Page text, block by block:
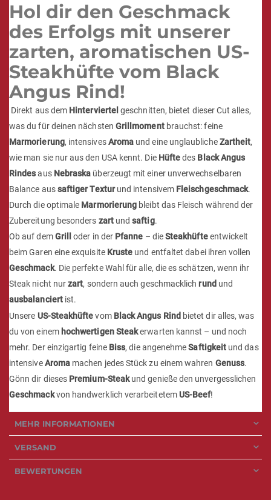
Hol dir den Geschmack
des Erfolgs mit unserer
zarten, aromatischen US-
Steakhüfte vom Black
Angus Rind!
Direkt aus dem Hinterviertel geschnitten, bietet dieser Cut alles,
was du für deinen nächsten Grillmomentbrauchst: feine
Marmorierung, intensivesAroma und eine unglaublicheZartheit,
wie man sie nur aus den USA kennt. Die Hüftedes Black Angus
Rindesaus Nebraska überzeugt mit einer unverwechselbaren
Balance aussaftiger Texturund intensivem Fleischgeschmack.
Durch die optimale Marmorierung bleibt das Fleisch während der
Zubereitung besonders zartundsaftig.
Ob auf demGrill oder in der Pfanne – dieSteakhüfteentwickelt
beim Garen eine exquisite Kruste und entfaltet dabei ihren vollen
Geschmack. Die perfekte Wahl für alle, die es schätzen, wenn ihr
Steak nicht nurzart, sondern auch geschmacklichrund und
ausbalanciertist.
Unsere US-Steakhüftevom Black Angus Rind bietet dir alles, was
du von einem hochwertigen Steakerwarten kannst – und noch
mehr. Der einzigartig feine Biss, die angenehmeSaftigkeit und das
intensiveAroma machen jedes Stück zu einem wahren Genuss.
Gönn dir dieses Premium-Steakund genieße den unvergesslichen
Geschmackvon handwerklich verarbeitetemUS-Beef!
MEHR INFORMATIONEN
VERSAND
BEWERTUNGEN